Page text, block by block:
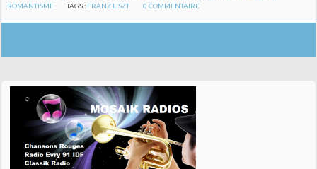
ROMANTISME
TAGS : FRANZ LISZT 0 COMMENTAIRE